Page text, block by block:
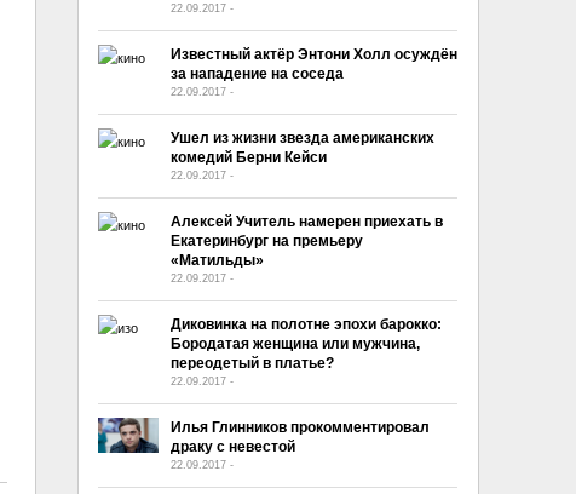
22.09.2017-
Известный актёр Энтони Холл осуждён
за нападение на соседа
22.09.2017-
Ушел из жизни звезда американских
комедий Берни Кейси
22.09.2017-
Алексей Учитель намерен приехать в
Екатеринбург на премьеру
«Матильды»
22.09.2017-
Диковинка на полотне эпохи барокко:
Бородатая женщина или мужчина,
переодетый в платье?
22.09.2017-
Илья Глинников прокомментировал
драку с невестой
22.09.2017-